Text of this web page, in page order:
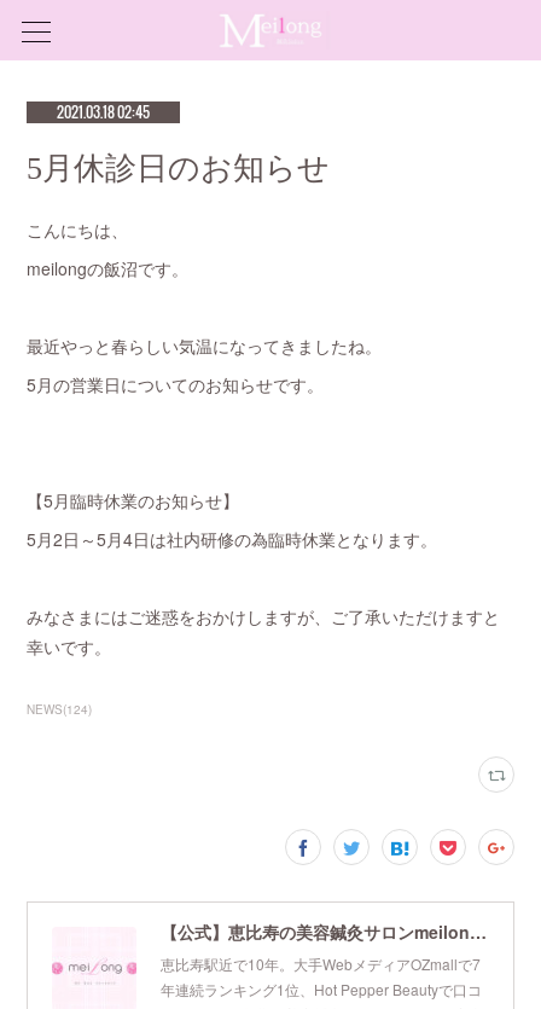
2021.03.18 02:45
5月休診日のお知らせ
こんにちは、
meilongの飯沼です。
最近やっと春らしい気温になってきましたね。
5月の営業日についてのお知らせです。
【5月臨時休業のお知らせ】
5月2日～5月4日は社内研修の為臨時休業となります。
みなさまにはご迷惑をおかけしますが、ご了承いただけますと
幸いです。
NEWS(124)
【公式】恵比寿の美容鍼灸サロンmeilong｜ツボを押さえた針・お灸の治療で美容と健康を叶えます
恵比寿駅近で10年。大手WebメディアOZmallで7
年連続ランキング1位、Hot Pepper Beautyで口コ